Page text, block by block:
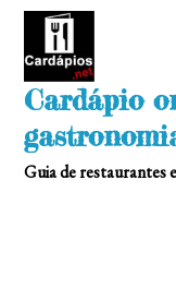
Skip
Cardápio
Guia de restaurantes